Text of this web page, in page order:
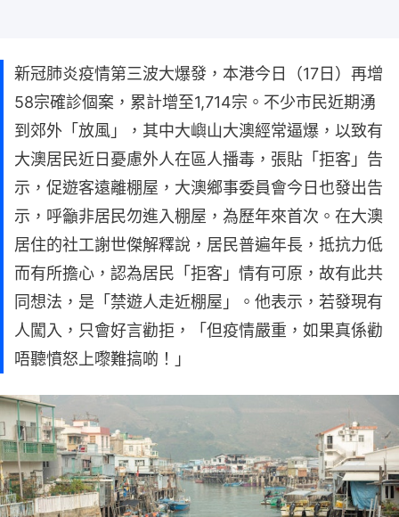
新冠肺炎疫情第三波大爆發，本港今日（17日）再增
58宗確診個案，累計增至1,714宗。不少市民近期湧
到郊外「放風」，其中大嶼山大澳經常逼爆，以致有
大澳居民近日憂慮外人在區人播毒，張貼「拒客」告
示，促遊客遠離棚屋，大澳鄉事委員會今日也發出告
示，呼籲非居民勿進入棚屋，為歷年來首次。在大澳
居住的社工謝世傑解釋說，居民普遍年長，抵抗力低
而有所擔心，認為居民「拒客」情有可原，故有此共
同想法，是「禁遊人走近棚屋」。他表示，若發現有
人闖入，只會好言勸拒，「但疫情嚴重，如果真係勸
唔聽憤怒上嚟難搞啲！」